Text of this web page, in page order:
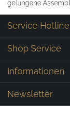
gelungene
Service Hotline
Shop Service
Informationen
Newsletter